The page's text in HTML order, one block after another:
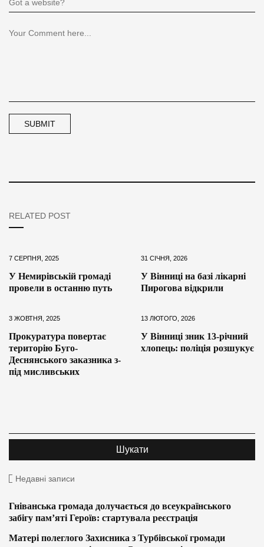
RELATED POST
7 СЕРПНЯ, 2025
У Немирівській громаді
провели в останню путь
31 СІЧНЯ, 2026
У Вінниці на базі лікарні
Пирогова відкрили
3 ЖОВТНЯ, 2025
Прокуратура повертає
територію Буго-
Деснянського заказника з-
під мисливських
13 ЛЮТОГО, 2026
У Вінниці зник 13-річний
хлопець: поліція розшукує
Недавні записи
Гніванська громада долучається до всеукраїнського
забігу пам’яті Героїв: стартувала реєстрація
Матері полеглого Захисника з Турбівської громади